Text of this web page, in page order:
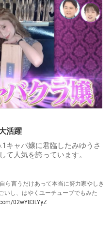
活躍
キャバ嬢に君臨したみゆうさ
て人気を誇っています。
ら言うだけあって本当に努力家やしき
いし、はやくユーチューブでもみた
02wY83LYyZ